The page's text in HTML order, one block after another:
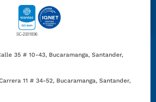
35 # 10-43, Bucaramanga, Santander,
11 # 34-52, Bucaramanga, Santander,